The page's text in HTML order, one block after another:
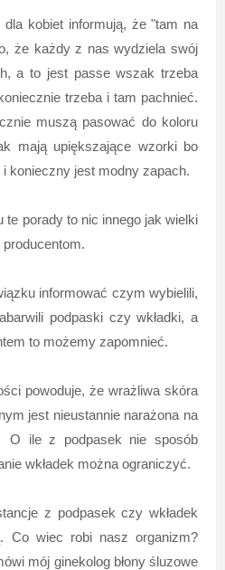
kobiet informują, że "tam na
że każdy z nas wydziela swój
a to jest passe wszak trzeba
trzeba i tam pachnieć.
muszą pasować do koloru
mają upiększające wzorki bo
i konieczny jest modny zapach.
porady to nic innego jak wielki
informować czym wybielili,
podpaski czy wkładki, a
to możemy zapomnieć.
powoduje, że wrażliwa skóra
jest nieustannie narażona na
O ile z podpasek nie sposób
wkładek można ograniczyć.
z podpasek czy wkładek
Co wiec robi nasz organizm?
mój ginekolog błony śluzowe